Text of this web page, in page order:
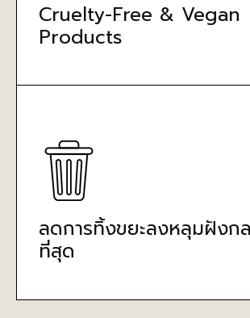
Cruelty-Free & Vegan
Products
ลดการทิ้งขยะลงหลุมฝังก
ที่สุด